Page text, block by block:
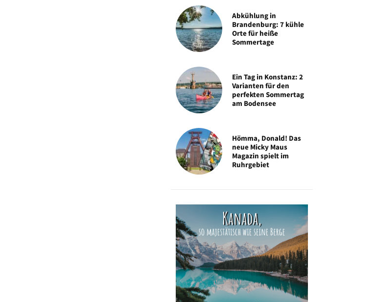
Abkühlung in
Brandenburg: 7 kühle
Orte für heiße
Sommertage
Ein Tag in Konstanz: 2
Varianten für den
perfekten Sommertag
am Bodensee
Hömma, Donald! Das
neue Micky Maus
Magazin spielt im
Ruhrgebiet